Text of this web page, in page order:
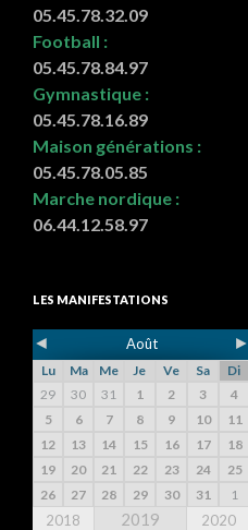
05.45.78.32.09
Football :
05.45.78.84.97
Gymnastique :
05.45.78.16.89
Maison générations :
05.45.78.05.85
Marche nordique :
06.44.12.58.97
LES MANIFESTATIONS
◄ Août ►
Lu Ma Me Je Ve Sa
Di
29
30 31 1 2 3
4
5
6 7 8 9 10
11
12
13 14 15 16 17
18
19
20 21 22 23 24
25
26
27 28 29 30 31 1
2018 2019 2020